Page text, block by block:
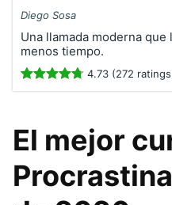
Diego Sosa
Una llamada moderna
menos tiempo.
4.73 (272
El mejor